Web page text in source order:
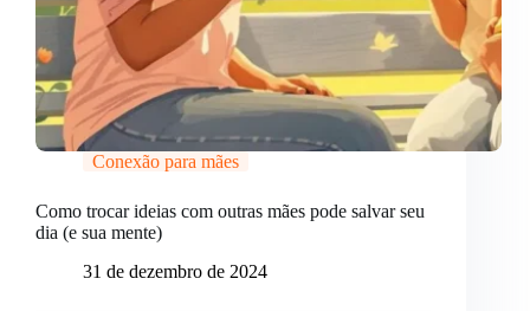
Conexão para mães
Como trocar ideias com outras mães pode salvar seu
dia (e sua mente)
31 de dezembro de 2024